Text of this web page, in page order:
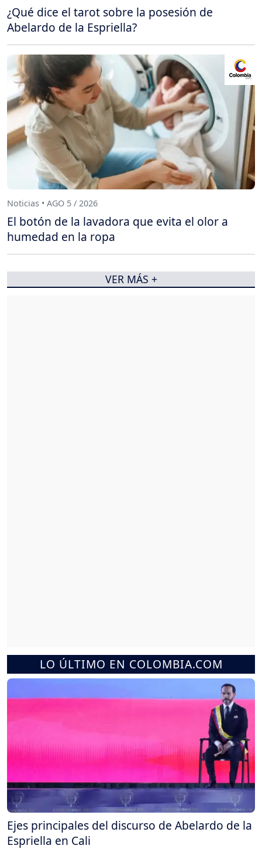
LO ÚLTIMO EN COLOMBIA.COM
Ejes principales del discurso de Abelardo de la
Espriella en Cali
¿Qué dice el tarot sobre la posesión de
Abelardo de la Espriella?
Noticias • AGO 5 / 2026
El botón de la lavadora que evita el olor a
humedad en la ropa
VER MÁS +